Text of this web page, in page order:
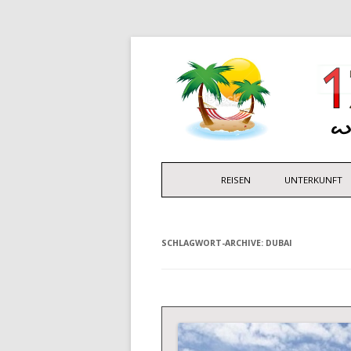
REISEN UNTERKUNFT
SCHLAGWORT-ARCHIVE: DUBAI